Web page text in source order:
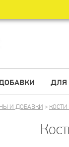
ДЛЯ
И ДОБАВКИ >